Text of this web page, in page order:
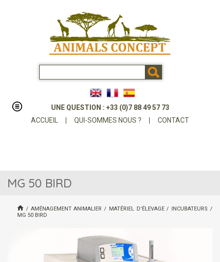
UNE QUESTION : +33 (0)7 88 49 57 73
ACCUEIL
QUI-SOMMES NOUS ? CONTACT
MG 50 BIRD
/ AMÉNAGEMENT ANIMALIER / MATÉRIEL D'ÉLEVAGE/ INCUBATEURS /
MG 50 BIRD